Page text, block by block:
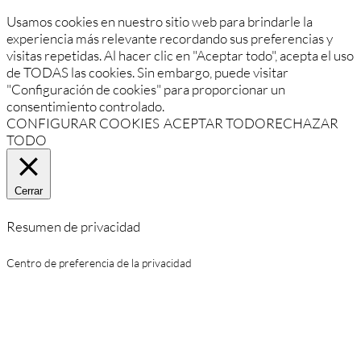
Usamos cookies en nuestro sitio web para brindarle la
experiencia más relevante recordando sus preferencias y
visitas repetidas. Al hacer clic en "Aceptar todo", acepta el uso
de TODAS las cookies. Sin embargo, puede visitar
"Configuración de cookies" para proporcionar un
consentimiento controlado.
CONFIGURAR COOKIES ACEPTAR TODORECHAZAR
TODO
Cerrar
Resumen de privacidad
Centro de preferencia de la privacidad